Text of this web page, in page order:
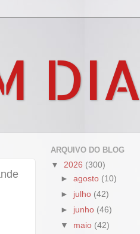
DIA
ARQUIVO DO BLOG
▼ 2026 (300)
►agosto (10)
► julho (42)
► junho (46)
▼ maio (42)